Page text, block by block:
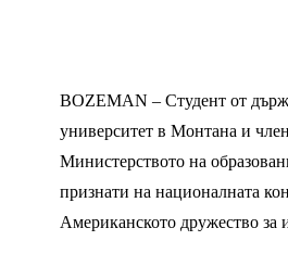
BOZEMAN – Студент от
университет в Монтана и
Министерството на
признати на националната
Американското дружество за